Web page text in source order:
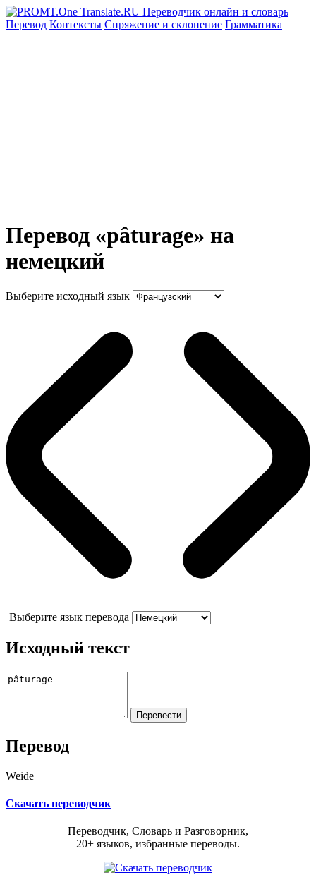
Перевод Контексты Спряжение и склонение Грамматика
Перевод «pâturage» на
немецкий
Выберите исходный язык
Выберите язык перевода
Исходный текст
Перевод
Weide
Скачать переводчик
Переводчик, Словарь и Разговорник,
20+ языков, избранные переводы.